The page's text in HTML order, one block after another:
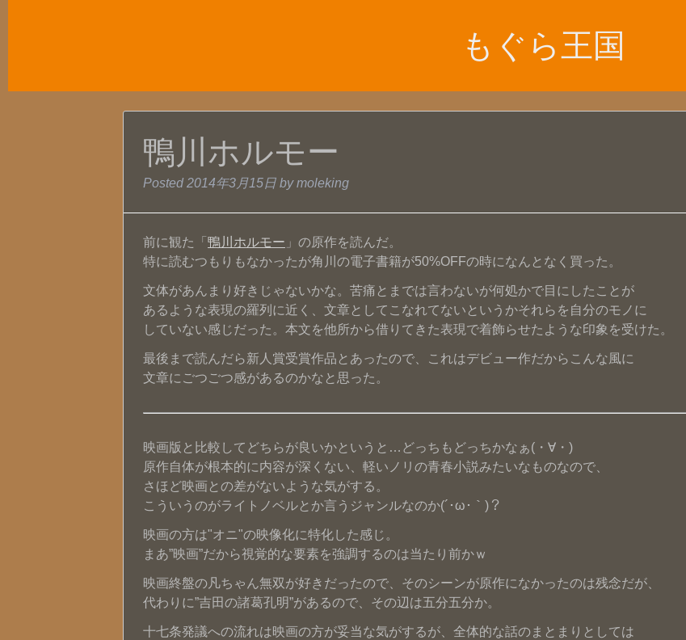
もぐら王国
鴨川ホルモー
Posted2014年3月15日 by moleking
前に観た「 鴨川ホルモー 」の原作を読んだ。
特に読むつもりもなかったが角川の電子書籍が50%OFFの時になんとなく買った。
文体があんまり好きじゃないかな。苦痛とまでは言わないが何処かで目にしたことが
あるような表現の羅列に近く、文章としてこなれてないというかそれらを自分のモノに
していない感じだった。本文を他所から借りてきた表現で着飾らせたような印象を受けた。
最後まで読んだら新人賞受賞作品とあったので、これはデビュー作だからこんな風に
文章にごつごつ感があるのかなと思った。
映画版と比較してどちらが良いかというと…どっちもどっちかなぁ(・∀・)
原作自体が根本的に内容が深くない、軽いノリの青春小説みたいなものなので、
さほど映画との差がないような気がする。
こういうのがライトノベルとか言うジャンルなのか(´･ω･｀)？
映画の方は"オニ"の映像化に特化した感じ。
まあ”映画”だから視覚的な要素を強調するのは当たり前かｗ
映画終盤の凡ちゃん無双が好きだったので、そのシーンが原作になかったのは残念だが、
代わりに”吉田の諸葛孔明”があるので、その辺は五分五分か。
十七条発議への流れは映画の方が妥当な気がするが、全体的な話のまとまりとしては